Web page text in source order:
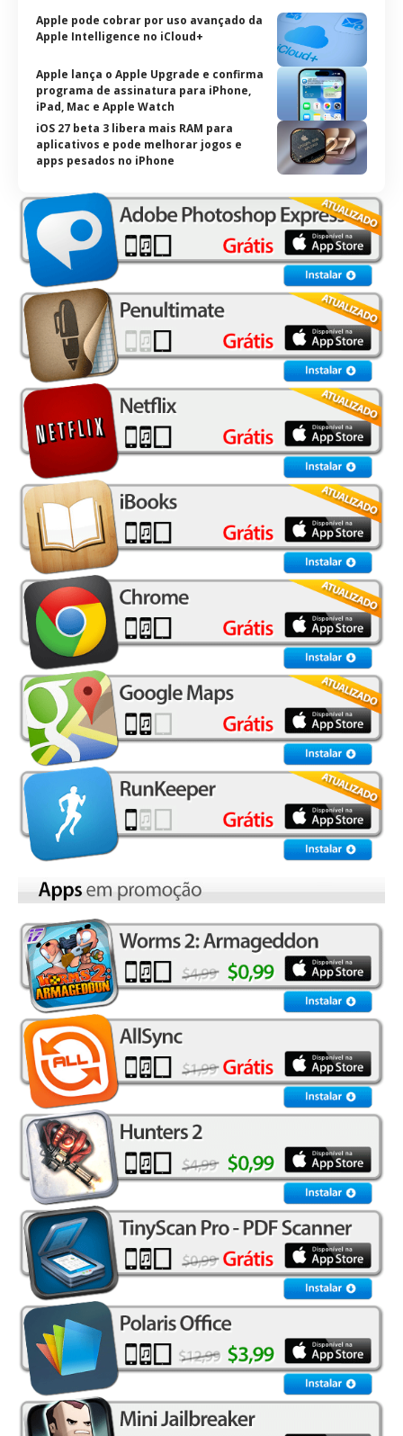
Apple pode cobrar por uso avançado da
Apple Intelligence no iCloud+
Apple lança o Apple Upgrade e confirma
programa de assinatura para iPhone,
iPad, Mac e Apple Watch
iOS 27 beta 3 libera mais RAM para
aplicativos e pode melhorar jogos e
apps pesados no iPhone